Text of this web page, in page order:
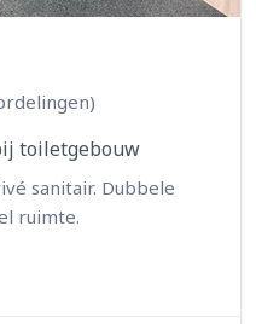
)
toiletgebouw
sanitair. Dubbele
ruimte.